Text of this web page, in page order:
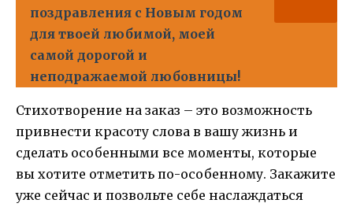
поздравления с Новым годом
для твоей любимой, моей
самой дорогой и
неподражаемой любовницы!
Стихотворение на заказ – это возможность
привнести красоту слова в вашу жизнь и
сделать особенными все моменты, которые
вы хотите отметить по-особенному. Закажите
уже сейчас и позвольте себе наслаждаться